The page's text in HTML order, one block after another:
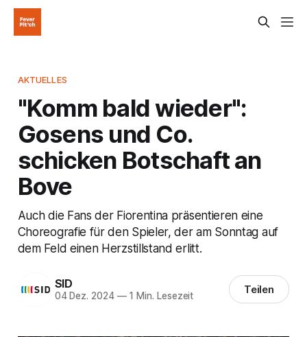
AKTUELLES
"Komm bald wieder":
Gosens und Co.
schicken Botschaft an
Bove
Auch die Fans der Fiorentina präsentieren eine
Choreografie für den Spieler, der am Sonntag auf
dem Feld einen Herzstillstand erlitt.
SID
04 Dez. 2024 —1 Min. Lesezeit Teilen